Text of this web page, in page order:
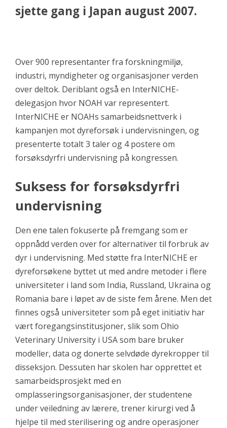
sjette gang i Japan august 2007.
Over 900 representanter fra forskningmiljø,
industri, myndigheter og organisasjoner verden
over deltok. Deriblant også en InterNICHE-
delegasjon hvor NOAH var representert.
InterNICHE er NOAHs samarbeidsnettverk i
kampanjen mot dyreforsøk i undervisningen, og
presenterte totalt 3 taler og 4 postere om
forsøksdyrfri undervisning på kongressen.
Suksess for forsøksdyrfri
undervisning
Den ene talen fokuserte på fremgang som er
oppnådd verden over for alternativer til forbruk av
dyr i undervisning. Med støtte fra InterNICHE er
dyreforsøkene byttet ut med andre metoder i flere
universiteter i land som India, Russland, Ukraina og
Romania bare i løpet av de siste fem årene. Men det
finnes også universiteter som på eget initiativ har
vært foregangsinstitusjoner, slik som Ohio
Veterinary University i USA som bare bruker
modeller, data og donerte selvdøde dyrekropper til
disseksjon. Dessuten har skolen har opprettet et
samarbeidsprosjekt med en
omplasseringsorganisasjoner, der studentene
under veiledning av lærere, trener kirurgi ved å
hjelpe til med sterilisering og andre operasjoner